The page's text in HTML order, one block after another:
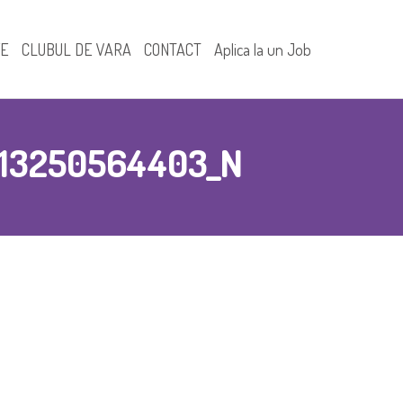
CLUBUL DE VARA CONTACT Aplica la un Job